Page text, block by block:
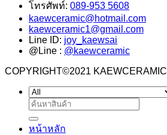
โทรศัพท์: 089-953 5608
kaewceramic@hotmail.com
kaewceramic1@gmail.com
Line ID: joy_kaewsai
@Line : @kaewceramic
COPYRIGHT©2021 KAEWCERAMIC
ค้นหา:
หน้าหลัก